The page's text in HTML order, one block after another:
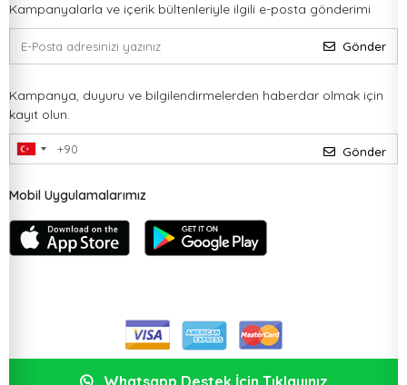
Kampanyalarla ve içerik bültenleriyle ilgili e-posta gönderimi
Gönder
Kampanya, duyuru ve bilgilendirmelerden haberdar olmak için
kayıt olun.
Gönder
Mobil Uygulamalarımız
Whatsapp Destek İçin Tıklayınız